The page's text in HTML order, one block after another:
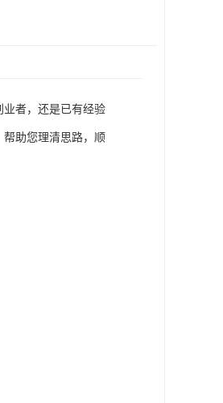
者，还是已有经验
助您理清思路，顺